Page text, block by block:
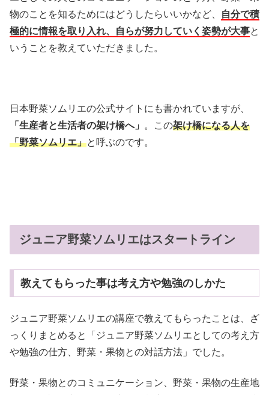
物のことを知るためにはどうしたらいいかなど、
自分で積
極的に情報を取り入れ、自らが努力していく姿勢が大事と
いうことを教えていただきました。
日本野菜ソムリエの公式サイトにも書かれていますが、
「生産者と生活者の架け橋へ」
。この架け橋になる人を
「野菜ソムリエ」と呼ぶのです。
ジュニア野菜ソムリエはスタートライン
教えてもらった事は考え方や勉強のしかた
ジュニア野菜ソムリエの講座で教えてもらったことは、ざ
っくりまとめると「ジュニア野菜ソムリエとしての考え方
や勉強の仕方、野菜・果物との対話方法」でした。
野菜・果物とのコミュニケーション、野菜・果物の生産地